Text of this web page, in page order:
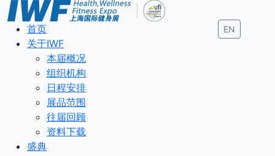
EN
首页
关于IWF
本届概况
组织机构
日程安排
展品范围
往届回顾
资料下载
盛典